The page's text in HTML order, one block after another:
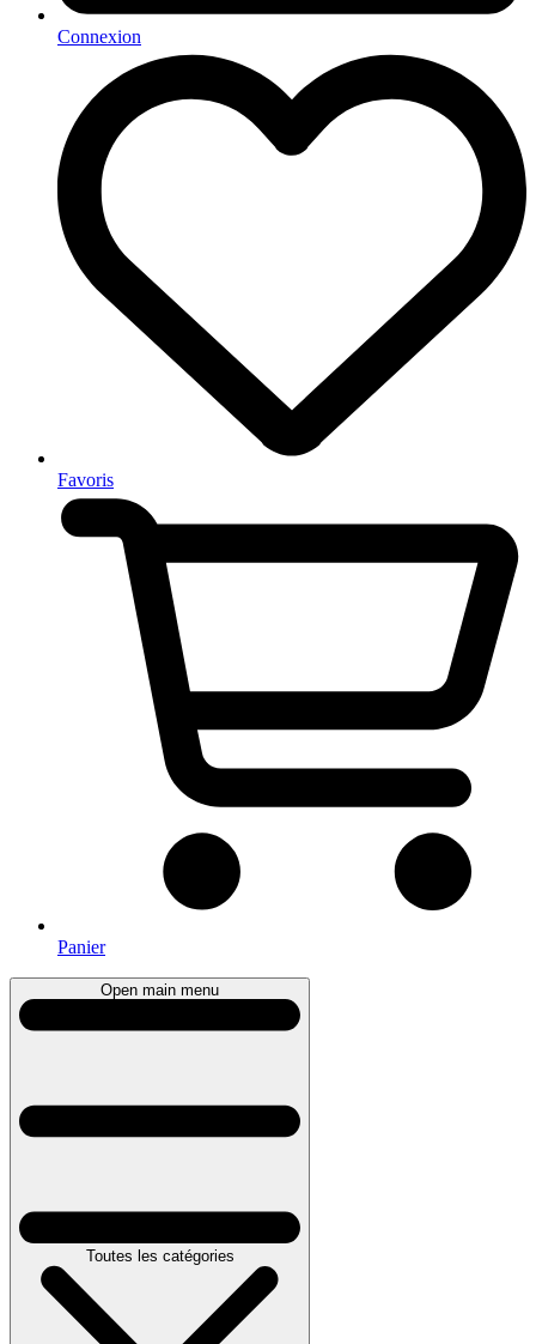
Connexion
Favoris
Panier
Open main menu
Toutes les catégories